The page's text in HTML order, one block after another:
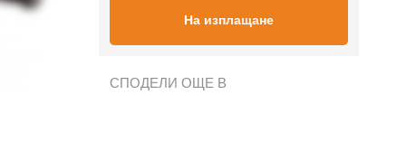
На изплащане
СПОДЕЛИ ОЩЕ В